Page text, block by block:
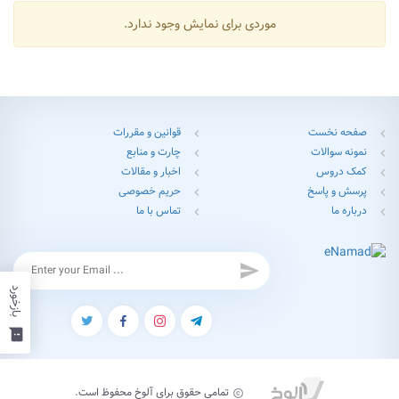
موردی برای نمایش وجود ندارد.
feedback
بازخورد
chevron_left صفحه نخست chevron_left قوانین و مقررات
chevron_left نمونه سوالات chevron_left چارت و منابع
chevron_left کمک دروس chevron_left اخبار و مقالات
chevron_left پرسش و پاسخ chevron_left حریم خصوصی
chevron_left درباره ما chevron_left تماس با ما
send
copyright تمامی حقوق برای آلوخ محفوظ است.